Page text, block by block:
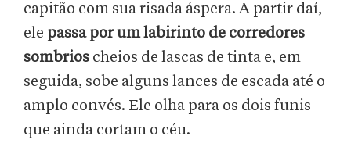
capitão com sua risada áspera. A partir daí,
ele passa por um labirinto de corredores
sombrios cheios de lascas de tinta e, em
seguida, sobe alguns lances de escada até o
amplo convés. Ele olha para os dois funis
que ainda cortam o céu.